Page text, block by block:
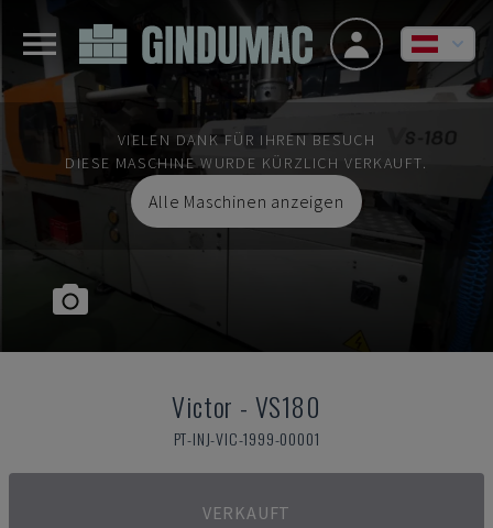
VIELEN DANK FÜR IHREN BESUCH
DIESE MASCHINE WURDE KÜRZLICH VERKAUFT.
Alle Maschinen anzeigen
Victor - VS180
PT-INJ-VIC-1999-00001
VERKAUFT